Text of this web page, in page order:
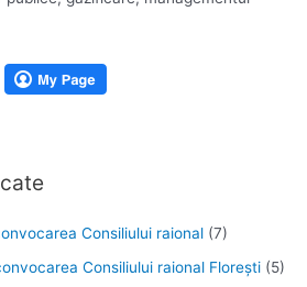
Consiliului raional (7)
Consiliului raional Florești (5)